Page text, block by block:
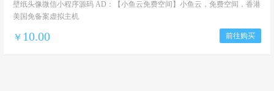
壁纸头像微信小程序源码 AD：【小鱼云免费空间】小鱼云，免费空间，香港
美国免备案虚拟主机
￥ 10.00 前往购买